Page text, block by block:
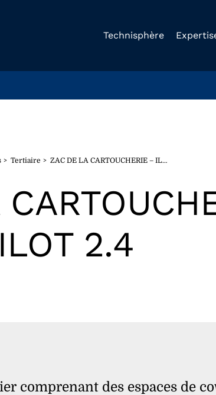
Technisphère
Tertiaire ZAC DE LA CARTOUCHERIE – ILOT 2.4
ILOT 2.4
comprenant des espaces de